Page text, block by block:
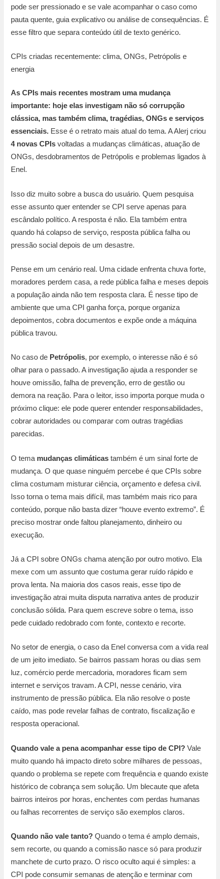
pode ser pressionado e se vale acompanhar o caso como
pauta quente, guia explicativo ou análise de consequências. É
esse filtro que separa conteúdo útil de texto genérico.
CPIs criadas recentemente: clima, ONGs, Petrópolis e
energia
As CPIs mais recentes mostram uma mudança
importante: hoje elas investigam não só corrupção
clássica, mas também clima, tragédias, ONGs e serviços
essenciais. Esse é o retrato mais atual do tema. A Alerj criou
4 novas CPIs voltadas a mudanças climáticas, atuação de
ONGs, desdobramentos de Petrópolis e problemas ligados à
Enel.
Isso diz muito sobre a busca do usuário. Quem pesquisa
esse assunto quer entender se CPI serve apenas para
escândalo político. A resposta é não. Ela também entra
quando há colapso de serviço, resposta pública falha ou
pressão social depois de um desastre.
Pense em um cenário real. Uma cidade enfrenta chuva forte,
moradores perdem casa, a rede pública falha e meses depois
a população ainda não tem resposta clara. É nesse tipo de
ambiente que uma CPI ganha força, porque organiza
depoimentos, cobra documentos e expõe onde a máquina
pública travou.
No caso de Petrópolis, por exemplo, o interesse não é só
olhar para o passado. A investigação ajuda a responder se
houve omissão, falha de prevenção, erro de gestão ou
demora na reação. Para o leitor, isso importa porque muda o
próximo clique: ele pode querer entender responsabilidades,
cobrar autoridades ou comparar com outras tragédias
parecidas.
O tema mudanças climáticas também é um sinal forte de
mudança. O que quase ninguém percebe é que CPIs sobre
clima costumam misturar ciência, orçamento e defesa civil.
Isso torna o tema mais difícil, mas também mais rico para
conteúdo, porque não basta dizer “houve evento extremo”. É
preciso mostrar onde faltou planejamento, dinheiro ou
execução.
Já a CPI sobre ONGs chama atenção por outro motivo. Ela
mexe com um assunto que costuma gerar ruído rápido e
prova lenta. Na maioria dos casos reais, esse tipo de
investigação atrai muita disputa narrativa antes de produzir
conclusão sólida. Para quem escreve sobre o tema, isso
pede cuidado redobrado com fonte, contexto e recorte.
No setor de energia, o caso da Enel conversa com a vida real
de um jeito imediato. Se bairros passam horas ou dias sem
luz, comércio perde mercadoria, moradores ficam sem
internet e serviços travam. A CPI, nesse cenário, vira
instrumento de pressão pública. Ela não resolve o poste
caído, mas pode revelar falhas de contrato, fiscalização e
resposta operacional.
Quando vale a pena acompanhar esse tipo de CPI? Vale
muito quando há impacto direto sobre milhares de pessoas,
quando o problema se repete com frequência e quando existe
histórico de cobrança sem solução. Um blecaute que afeta
bairros inteiros por horas, enchentes com perdas humanas
ou falhas recorrentes de serviço são exemplos claros.
Quando não vale tanto? Quando o tema é amplo demais,
sem recorte, ou quando a comissão nasce só para produzir
manchete de curto prazo. O risco oculto aqui é simples: a
CPI pode consumir semanas de atenção e terminar com